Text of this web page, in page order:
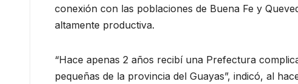
conexión con las poblaciones de Buena Fe y
altamente productiva.
“Hace apenas 2 años recibí una Prefectura
pequeñas de la provincia del Guayas”, indicó, al